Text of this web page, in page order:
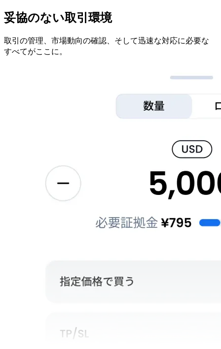
妥協のない取引環境
取引の管理、 市場動向の確認、 そして迅速な対応に必要な
すべてがここに。